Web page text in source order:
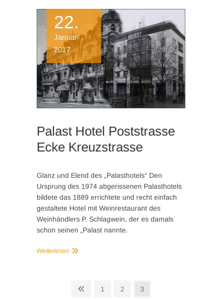
22.
Januar
2017
Palast Hotel Poststrasse
Ecke Kreuzstrasse
Glanz und Elend des „Palasthotels“ Den
Ursprung des 1974 abgerissenen Palasthotels
bildete das 1889 errichtete und recht einfach
gestaltete Hotel mit Weinrestaurant des
Weinhändlers P. Schlagwein, der es damals
schon seinen „Palast nannte.
Weiterlesen
Seitennummerierung
Vorherige
Seite
1 Seite
2 Seite
3